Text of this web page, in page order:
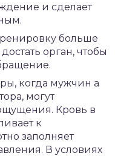
и сделает
больше
орган, чтобы
когда мужчин а
могут
Кровь в
к
заполняет
В условиях